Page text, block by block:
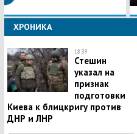
ХРОНИКА
18:39
Стешин
указал на
признак
подготовки
Киева к блицкригу против
ДНР и ЛНР